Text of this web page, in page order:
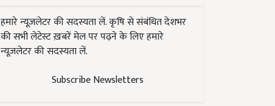
हमारे न्यूज़लेटर की सदस्यता लें. कृषि से संबंधित देशभर
की सभी लेटेस्ट ख़बरें मेल पर पढ़ने के लिए हमारे
न्यूज़लेटर की सदस्यता लें.
Subscribe Newsletters